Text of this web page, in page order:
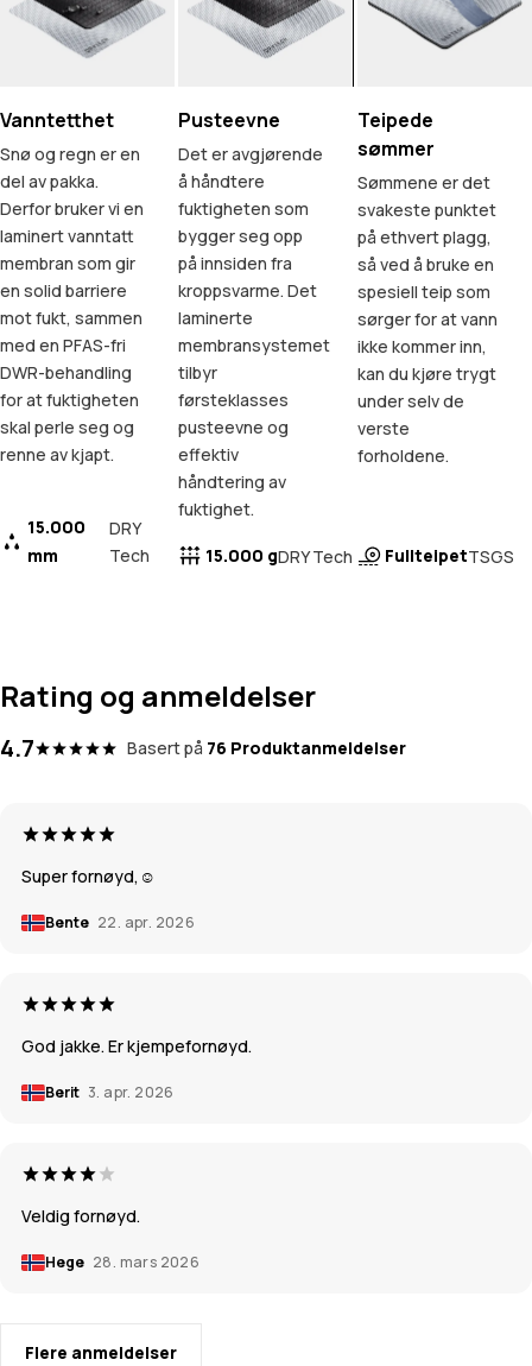
Vanntetthet
Snø og regn er en
del av pakka.
Derfor bruker vi en
laminert vanntatt
membran som gir
en solid barriere
mot fukt, sammen
med en PFAS-fri
DWR-behandling
for at fuktigheten
skal perle seg og
renne av kjapt.
15.000
mm
DRY
Tech
Pusteevne
Det er avgjørende
å håndtere
fuktigheten som
bygger seg opp
på innsiden fra
kroppsvarme. Det
laminerte
membransystemet
tilbyr
førsteklasses
pusteevne og
effektiv
håndtering av
fuktighet.
15.000 gDRY Tech
Teipede
sømmer
Sømmene er det
svakeste punktet
på ethvert plagg,
så ved å bruke en
spesiell teip som
sørger for at vann
ikke kommer inn,
kan du kjøre trygt
under selv de
verste
forholdene.
FullteipetTSGS
Rating og anmeldelser
4.7 Basert på 76 Produktanmeldelser
Super fornøyd,☺️
Bente 22. apr. 2026
God jakke. Er kjempefornøyd.
Berit 3. apr. 2026
Veldig fornøyd.
Hege 28. mars 2026
Flere anmeldelser